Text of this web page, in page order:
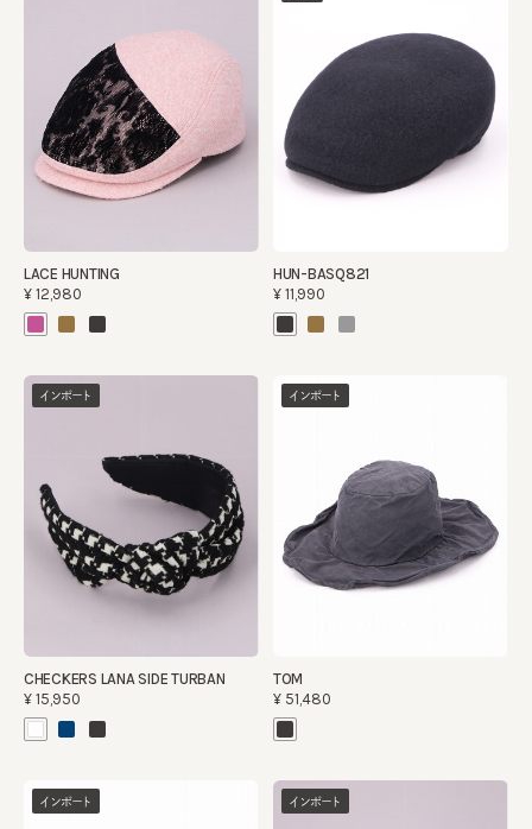
LACE HUNTING
¥12,980
HUN-BASQ821
¥11,990
インポート
CHECKERS LANA SIDE TURBAN
¥15,950
インポート
TOM
¥51,480
インポート インポート